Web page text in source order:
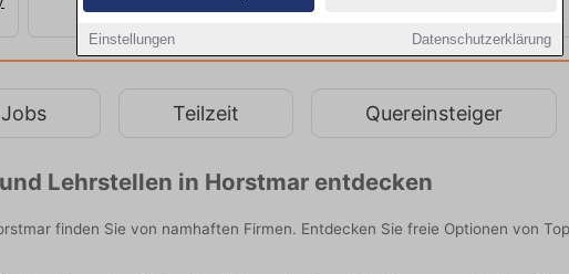
Einstellungen Datenschutzerklärung
Teilzeit Quereinsteiger
Lehrstellen in Horstmar entdecken
finden Sie von namhaften Firmen. Entdecken Sie freie Optionen von